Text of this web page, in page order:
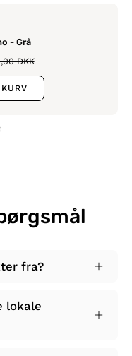
- Grå
DKK
fra?
lokale